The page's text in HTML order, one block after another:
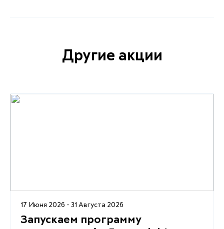
Другие акции
17 Июня 2026 - 31 Августа 2026
Запускаем программу